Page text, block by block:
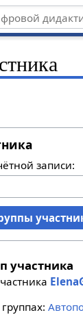
записи:
участника
группах: